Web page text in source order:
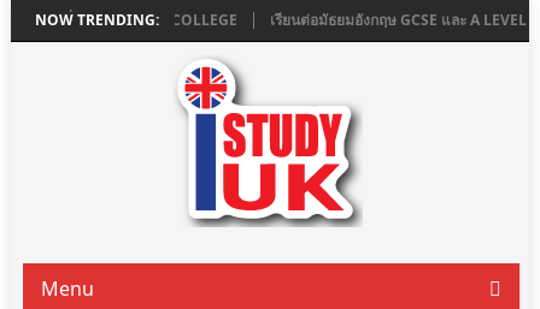
NOW TRENDING:
ที่ ASHBOURNE COLLEGE เรียนต่อมัธยมอังกฤษ GCSE และ A LEVEL
Menu